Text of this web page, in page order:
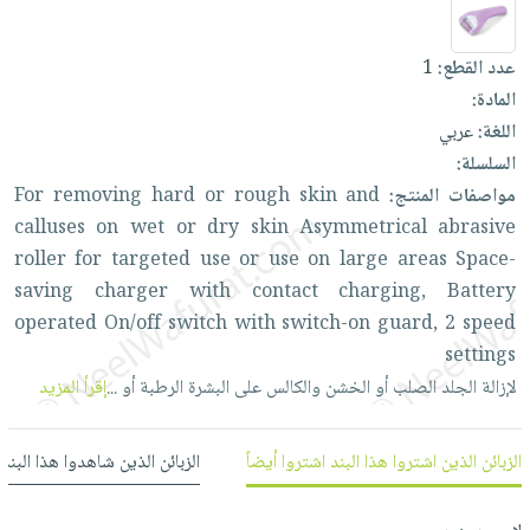
العناية
بالأسنان
الحمية
والتغذية
أدوات
المائدة
الأوعية
والتخزين
أدوات
المطبخ
الأكثر
مبيعاً
العودة
للمدارس
اكسسوارات
كتب
اكسسوارات
منزلية
اكسسوارات
ملابس
مطرزات
حقائب
حلي
عناية
شحن
مجاني
بنود
مختارة
اشتراكات
كل
الاشتراكات
صندوق
القراءة
iKitab
بلا
حدود
بحث
متقدم
نيل
وفرات
عن
الشركة
سياسة
الشركة
حسابك
لائحة
الأمنيات
عدد القطع:1
المادة:
اللغة:عربي
السلسلة:
مواصفات المنتج:
For removing hard or rough skin and
calluses onwet or dry skinAsymmetrical abrasive
rollerfor targeted use or use onlarge areas Space-
saving charger with contact charging,Battery
operated On/off switch with switch-on guard, 2 speed
settings
لإزالة الجلد الصلبأو الخشن والكالسعلى البشرة الرطبةأو...إقرأ المزيد
الزبائن الذين اشتروا هذا البند اشتروا أيضاً الزبائن الذين شاهدوا هذا